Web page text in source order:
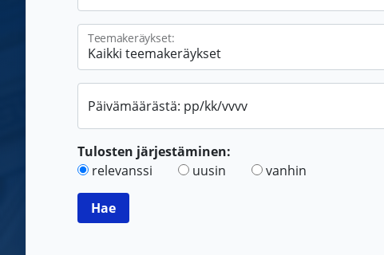
Teemakeräykset:
Päivämäärästä: pp/kk/vvvv
Tulosten järjestäminen:
relevanssi
uusin vanhin